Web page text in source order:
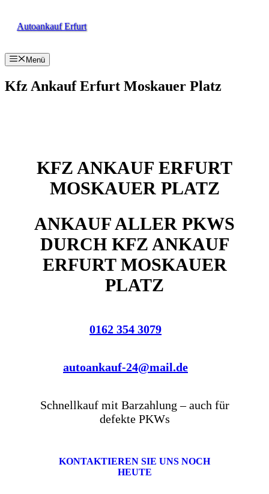
InhaltAutoankauf Erfurt
Menü
Kfz Ankauf Erfurt Moskauer Platz
KFZ ANKAUF ERFURT
MOSKAUER PLATZ
ANKAUF ALLER PKWS
DURCH KFZ ANKAUF
ERFURT MOSKAUER
PLATZ
0162 354 3079
autoankauf-24@mail.de
Schnellkauf mit Barzahlung – auch für
defekte PKWs
KONTAKTIEREN SIE UNS NOCH
HEUTE